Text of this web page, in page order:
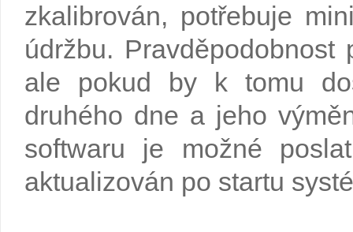
zkalibrován, potřebuje
údržbu.
ale pokud by k tomu
druhého dne a jeho
softwaru je možné
aktualizován po startu